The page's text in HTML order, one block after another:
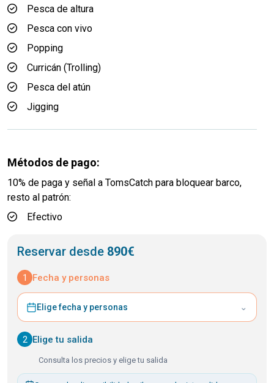
Pesca de altura
Pesca con vivo
Popping
Curricán (Trolling)
Pesca del atún
Jigging
Métodos de pago:
10% de paga y señal a TomsCatch para bloquear barco,
resto al patrón:
Efectivo
Reservar desde 890€
1 Fecha y personas
Elige fecha y personas ⌄
2 Elige tu salida
Consulta los precios y elige tu salida